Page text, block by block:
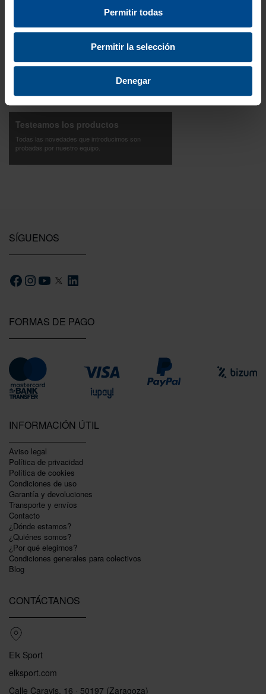
Permitir todas
Permitir la selección
Denegar
Testeamos los productos
Todas las novedades que introducimos son
probadas por nuestro equipo.
FORMAS DE PAGO
INFORMACIÓN ÚTIL
Aviso legal
Política de privacidad
Polí­tica de cookies
Condiciones de uso
Garantí­a y devoluciones
Transporte y envíos
Contacto
¿Dónde estamos?
¿Quiénes somos?
¿Por qué elegirnos?
Condiciones generales para colectivos
Blog
CONTÁCTANOS
Elk Sport
elksport.com
Calle Caravis, 16 · 50197 (Zaragoza)
SÍGUENOS